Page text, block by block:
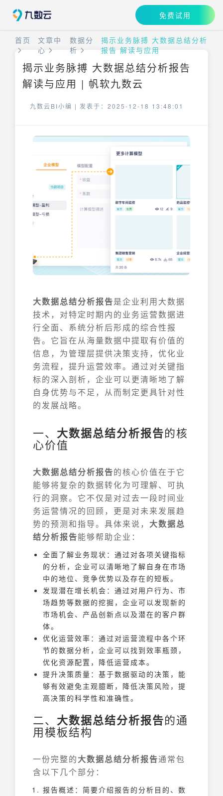
免费试用
首页
文章中
心
数据分
析
揭示业务脉搏 大数据总结分析
报告 解读与应用
揭示业务脉搏 大数据总结分析报告
解读与应用 | 帆软九数云
九数云BI小编 | 发表于：2025-12-18 13:48:01
大数据总结分析报告是企业利用大数据
技术，对特定时期内的业务运营数据进
行全面、系统分析后形成的综合性报
告。它旨在从海量数据中提取有价值的
信息，为管理层提供决策支持，优化业
务流程，提升运营效率。通过对关键指
标的深入剖析，企业可以更清晰地了解
自身优势与不足，从而制定更具针对性
的发展战略。
一、 大数据总结分析报告的核
心价值
大数据总结分析报告的核心价值在于它
能够将复杂的数据转化为可理解、可执
行的洞察。它不仅是对过去一段时间业
务运营情况的回顾，更是对未来发展趋
势的预测和指导。具体来说， 大数据总
结分析报告能够帮助企业：
全面了解业务现状：通过对各项关键指标
的分析，企业可以清晰地了解自身在市场
中的地位、竞争优势以及存在的短板。
发现潜在增长机会：通过对用户行为、市
场趋势等数据的挖掘，企业可以发现新的
市场机会、产品创新点以及潜在的客户群
体。
优化运营效率：通过对运营流程中各个环
节的数据分析，企业可以找到效率瓶颈，
优化资源配置，降低运营成本。
提升决策质量：基于数据驱动的决策，能
够有效避免主观臆断，降低决策风险，提
高决策的科学性和准确性。
二、 大数据总结分析报告的通
用模板结构
一份完整的大数据总结分析报告通常包
含以下几个部分：
报告概述：简要介绍报告的分析目的、数